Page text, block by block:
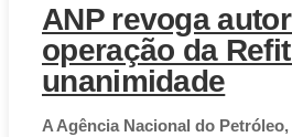
ANP revoga
operação da
unanimidade
A Agência Nacional do